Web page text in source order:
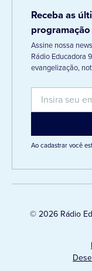
Receba as
Assine nossa
Rádio Educadora
evangelização,
Ao cadastrar você
© 2026 Rádio